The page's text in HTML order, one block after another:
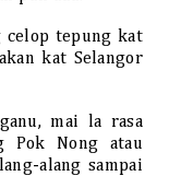
celop tepung kat
kat Selangor
mai la rasa
Pok Nong atau
alang sampai